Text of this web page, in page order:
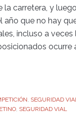
la carretera, y
año que no hay
incluso a
ocurre
SEGURIDAD VIAL
, SEGURIDAD VIAL